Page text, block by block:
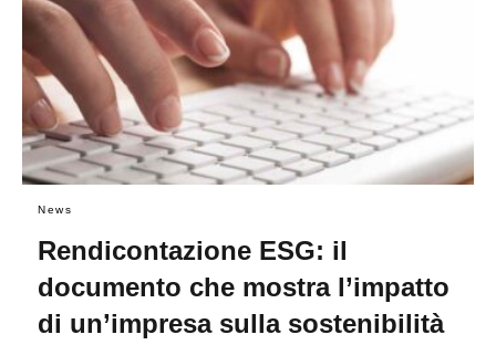
News
Rendicontazione ESG: il
documento che mostra l’impatto
di un’impresa sulla sostenibilità